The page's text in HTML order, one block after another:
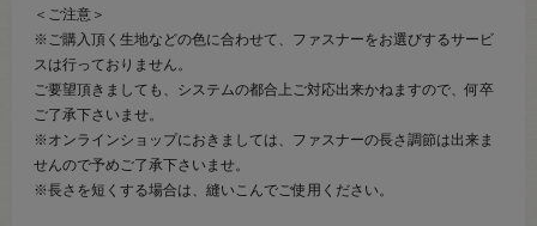
＜ご注意＞
※ご購入頂く生地などの色に合わせて、ファスナーをお選びするサービ
スは行っておりません。
ご要望頂きましても、システムの都合上ご対応出来かねますので、何卒
ご了承下さいませ。
※オンラインショップにおきましては、ファスナーの長さ調節は出来ま
せんので予めご了承下さいませ。
※長さを短くする場合は、縫いこんでご使用ください。